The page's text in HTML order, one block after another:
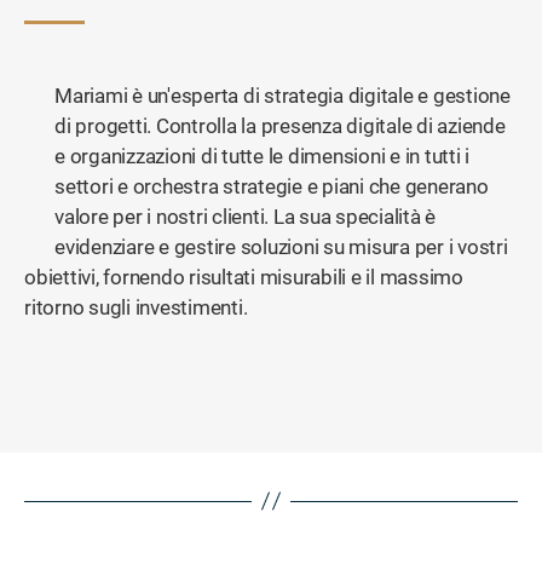
Mariami è un'esperta di strategia digitale e gestione
di progetti. Controlla la presenza digitale di aziende
e organizzazioni di tutte le dimensioni e in tutti i
settori e orchestra strategie e piani che generano
valore per i nostri clienti. La sua specialità è
evidenziare e gestire soluzioni su misura per i vostri
obiettivi, fornendo risultati misurabili e il massimo
ritorno sugli investimenti.